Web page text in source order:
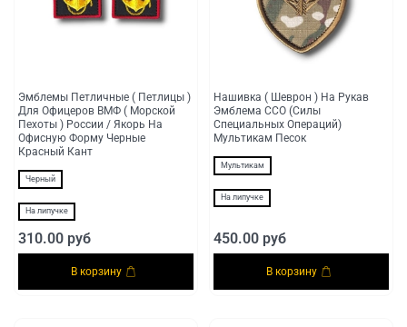
Эмблемы Петличные ( Петлицы )
Для Офицеров ВМФ ( Морской
Пехоты ) России / Якорь На
Офисную Форму Черные
Красный Кант
Черный
На липучке
310.00 руб
В корзину
Нашивка ( Шеврон ) На Рукав
Эмблема ССО (Силы
Специальных Операций)
Мультикам Песок
Мультикам
На липучке
450.00 руб
В корзину